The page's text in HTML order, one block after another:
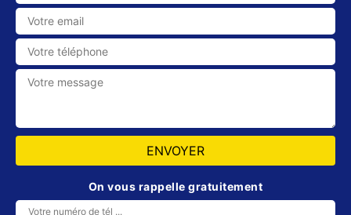
On vous rappelle gratuitement